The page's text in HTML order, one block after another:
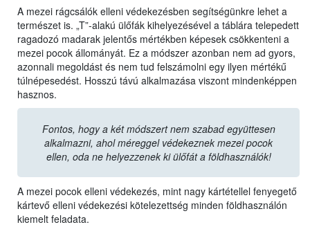
A mezei rágcsálók elleni védekezésben segítségünkre lehet a
természet is. „T”-alakú ülőfák kihelyezésével a táblára telepedett
ragadozó madarak jelentős mértékben képesek csökkenteni a
mezei pocok állományát. Ez a módszer azonban nem ad gyors,
azonnali megoldást és nem tud felszámolni egy ilyen mértékű
túlnépesedést. Hosszú távú alkalmazása viszont mindenképpen
hasznos.
Fontos, hogy a két módszert nem szabad együttesen
alkalmazni, ahol méreggel védekeznek mezei pocok
ellen, oda ne helyezzenek ki ülőfát a földhasználók!
A mezei pocok elleni védekezés, mint nagy kártétellel fenyegető
kártevő elleni védekezési kötelezettség minden földhasználón
kiemelt feladata.